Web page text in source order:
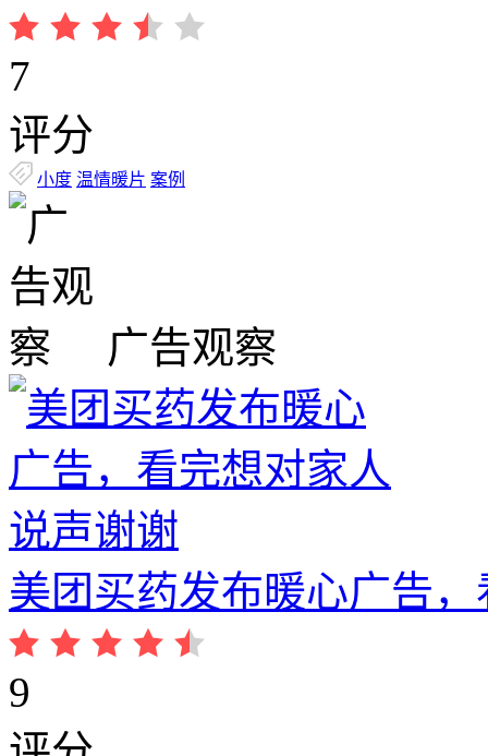
7
评分
小度 温情暖片 案例
广告观察
美团买药发布暖心广告
9